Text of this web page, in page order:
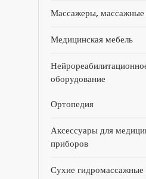
Массажеры, массажные
Медицинская мебель
оборудование
Ортопедия
Аксессуары для
приборов
Сухие гидромассажные